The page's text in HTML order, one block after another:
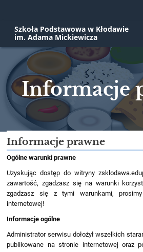
Szkoła Podstawowa w Kłodawie
im. Adama Mickiewicza
Informacje
Informacje
prawne
Informacje prawne
Ogólne warunki prawne
Uzyskując dostęp do witryny
zawartość, zgadzasz się na warunki
zgadzasz się z tymi warunkami,
internetowej!
Informacje ogólne
Administrator serwisu dołożył wszelkich
publikowane na stronie internetowej oraz